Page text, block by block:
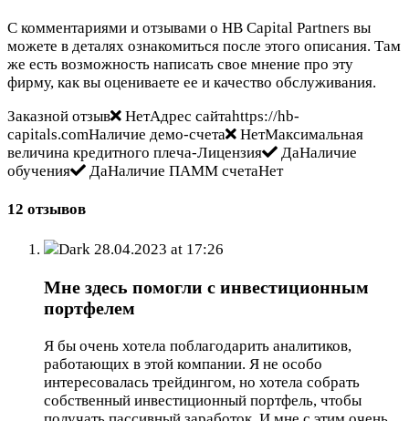
С комментариями и отзывами о HB Capital Partners вы
можете в деталях ознакомиться после этого описания. Там
же есть возможность написать свое мнение про эту
фирму, как вы оцениваете ее и качество обслуживания.
Заказной отзыв
НетАдрес сайтаhttps://hb-
capitals.comНаличие демо-счета
НетМаксимальная
величина кредитного плеча-Лицензия
ДаНаличие
обучения
ДаНаличие ПАММ счетаНет
12 отзывов
Dark 28.04.2023 at 17:26
Мне здесь помогли с инвестиционным
портфелем
Я бы очень хотела поблагодарить аналитиков,
работающих в этой компании. Я не особо
интересовалась трейдингом, но хотела собрать
собственный инвестиционный портфель, чтобы